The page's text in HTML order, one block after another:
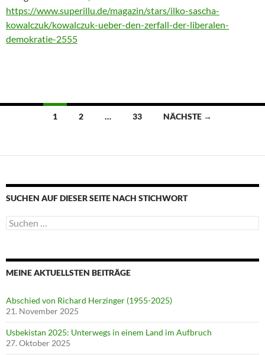
https://www.superillu.de/magazin/stars/ilko-sascha-
kowalczuk/kowalczuk-ueber-den-zerfall-der-liberalen-
demokratie-2555
Beitragsnavigation
1 2 … 33 NÄCHSTE →
SUCHEN AUF DIESER SEITE NACH STICHWORT
Suche
nach:
MEINE AKTUELLSTEN BEITRÄGE
Abschied von Richard Herzinger (1955-2025)
21. November 2025
Usbekistan 2025: Unterwegs in einem Land im Aufbruch
27. Oktober 2025